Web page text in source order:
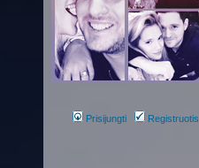
Prisijungti Registruotis